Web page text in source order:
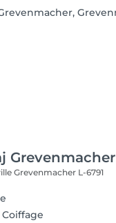
Grevenmacher
Grevenmacher L-6791
Coiffage